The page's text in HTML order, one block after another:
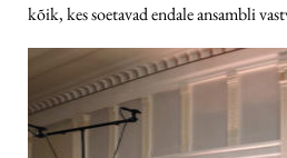
kõik, kes soetavad endale ansambli